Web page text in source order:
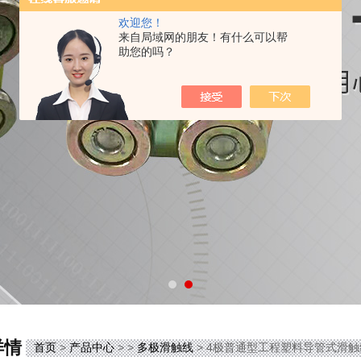
欢迎您！
来自局域网的朋友！有什么可以帮
助您的吗？
情 首页>产品中心> >多极滑触线> 4极普通型工程塑料导管式滑